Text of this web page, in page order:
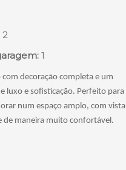
2
1
decoração completa e um
luxo e sofisticação. Perfeito para
num espaço amplo, com vista
de maneira muito confortável.